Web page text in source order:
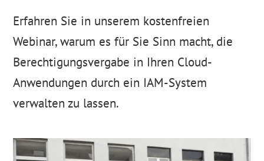
Erfahren Sie in unserem kostenfreien
Webinar, warum es für Sie Sinn macht, die
Berechtigungsvergabe in Ihren Cloud-
Anwendungen durch ein IAM-System
verwalten zu lassen.